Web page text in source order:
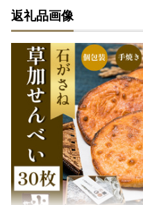
返礼品画像